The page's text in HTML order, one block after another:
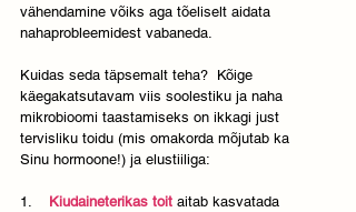
vähendamine võiks aga tõeliselt aidata
nahaprobleemidest vabaneda.
Kuidas seda täpsemalt teha?  Kõige
käegakatsutavam viis soolestiku ja naha
mikrobioomi taastamiseks on ikkagi just
tervisliku toidu (mis omakorda mõjutab ka
Sinu hormoone!) ja elustiiliga:
1. Kiudaineterikas toit aitab kasvatada